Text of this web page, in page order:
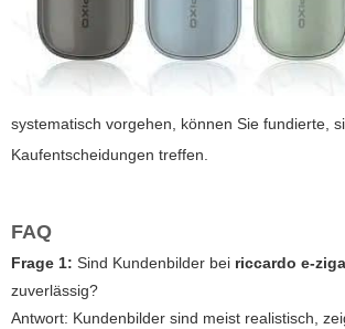
systematisch vorgehen, können Sie fundierte,
Kaufentscheidungen treffen.
FAQ
Frage 1: Sind Kundenbilder bei riccardo e-
zuverlässig?
Antwort: Kundenbilder sind meist realistisch,